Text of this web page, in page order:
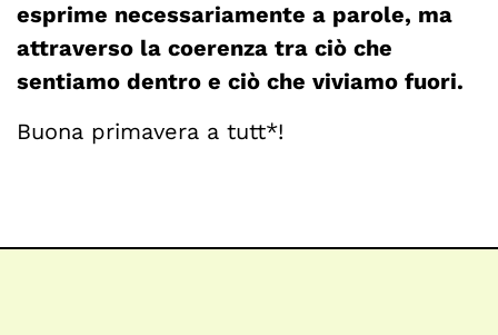
esprime necessariamente a parole, ma
attraverso la coerenza tra ciò che
sentiamo dentro e ciò che viviamo fuori.
Buona primavera a tutt*!